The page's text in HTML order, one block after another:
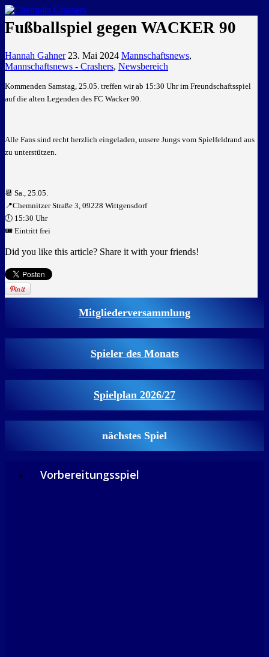
GEMEINSAM EINE LEIDENSCHAFT
Fußballspiel gegen WACKER 90
Hannah Gahner 23. Mai 2024 Mannschaftsnews,
Mannschaftsnews - Crashers, Newsbereich
Kommenden Samstag, 25.05. treffen wir ab 15:30 Uhr im Freundschaftsspiel
auf die alten Legenden des FC Wacker 90.
Alle Fans sind recht herzlich eingeladen, unsere Jungs vom Spielfeldrand aus
zu unterstützen.
📆 Sa., 25.05.
📍Chemnitzer Straße 3, 09228 Wittgensdorf
🕖 15:30 Uhr
🎟️ Eintritt frei
Did you like this article? Share it with your friends!
Mitgliederversammlung
Spieler des Monats
Spielplan 2026/27
nächstes Spiel
Vorbereitungsspiel